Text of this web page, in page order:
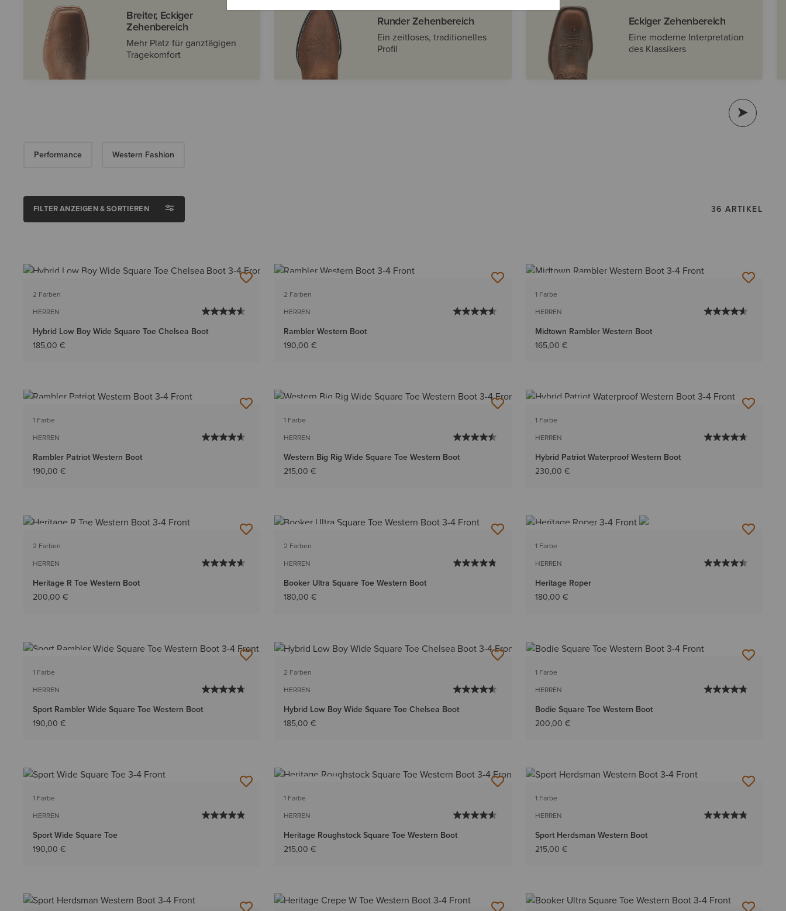
Breiter, Eckiger
Zehenbereich
Mehr Platz für ganztägigen
Tragekomfort
Runder Zehenbereich
Ein zeitloses, traditionelles
Profil
Eckiger Zehenbereich
Eine moderne Interpretation
des Klassikers
Performance Western Fashion
FILTER ANZEIGEN & SORTIEREN 36 ARTIKEL
2 Farben
HERREN
Hybrid Low Boy Wide Square Toe Chelsea Boot
185,00 €
2 Farben
HERREN
Rambler Western Boot
190,00 €
1 Farbe
HERREN
Midtown Rambler Western Boot
165,00 €
1 Farbe
HERREN
Rambler Patriot Western Boot
190,00 €
1 Farbe
HERREN
Western Big Rig Wide Square Toe Western Boot
215,00 €
1 Farbe
HERREN
Hybrid Patriot Waterproof Western Boot
230,00 €
2 Farben
HERREN
Heritage R Toe Western Boot
200,00 €
2 Farben
HERREN
Booker Ultra Square Toe Western Boot
180,00 €
1 Farbe
HERREN
Heritage Roper
180,00 €
1 Farbe
HERREN
Sport Rambler Wide Square Toe Western Boot
190,00 €
2 Farben
HERREN
Hybrid Low Boy Wide Square Toe Chelsea Boot
185,00 €
1 Farbe
HERREN
Bodie Square Toe Western Boot
200,00 €
1 Farbe
HERREN
Sport Wide Square Toe
190,00 €
1 Farbe
HERREN
Heritage Roughstock Square Toe Western Boot
215,00 €
1 Farbe
HERREN
Sport Herdsman Western Boot
215,00 €